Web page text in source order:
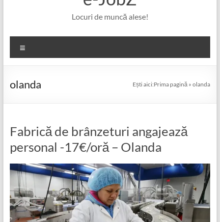
Locuri de muncă alese!
olanda Ești aici:Prima pagină »olanda
Fabrică de brânzeturi angajează
personal -17€/oră – Olanda